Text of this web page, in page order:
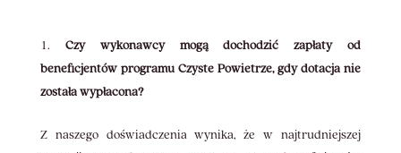
Czy wykonawcy mogą dochodzić zapłaty od
beneficjentów programu Czyste Powietrze, gdy dotacja nie
została wypłacona?
Z naszego doświadczenia wynika, że w najtrudniejszej